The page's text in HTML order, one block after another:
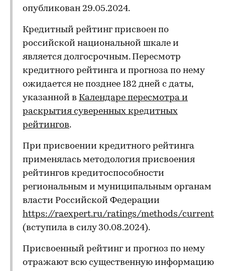
опубликован 29.05.2024.
Кредитный рейтинг присвоен по
российской национальной шкале и
является долгосрочным. Пересмотр
кредитного рейтинга и прогноза по нему
ожидается не позднее 182 дней с даты,
указанной в Календаре пересмотра и
раскрытия суверенных кредитных
рейтингов.
При присвоении кредитного рейтинга
применялась методология присвоения
рейтингов кредитоспособности
региональным и муниципальным органам
власти Российской Федерации
https://raexpert.ru/ratings/methods/current
(вступила в силу 30.08.2024).
Присвоенный рейтинг и прогноз по нему
отражают всю существенную информацию